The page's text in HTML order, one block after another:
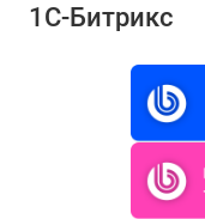
1С-Битрикс